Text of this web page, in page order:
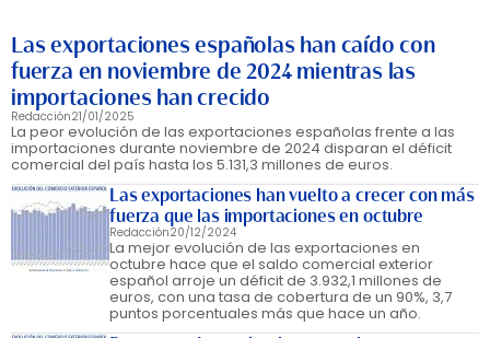
Las exportaciones españolas han caído con
fuerza en noviembre de 2024 mientras las
importaciones han crecido
Redacción21/01/2025
La peor evolución de las exportaciones españolas frente a las
importaciones durante noviembre de 2024 disparan el déficit
comercial del país hasta los 5.131,3 millones de euros.
Las exportaciones han vuelto a crecer con más
fuerza que las importaciones en octubre
Redacción20/12/2024
La mejor evolución de las exportaciones en
octubre hace que el saldo comercial exterior
español arroje un déficit de 3.932,1 millones de
euros, con una tasa de cobertura de un 90%, 3,7
puntos porcentuales más que hace un año.